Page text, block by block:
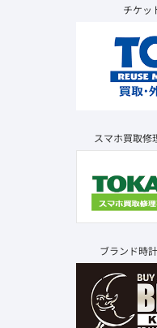
チケッ
スマホ買取修
ブランド時